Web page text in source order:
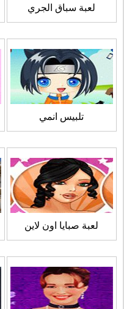
لعبة سباق الجري
تلبيس انمي
لعبة صبايا اون لاين